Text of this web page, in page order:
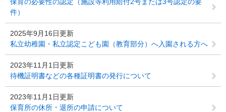
件）
2025年9月16日更新
私立幼稚園・私立認定こども園（教育部分）へ入園される方へ
2023年11月1日更新
待機証明書などの各種証明書の発行について
2023年11月1日更新
保育所の休所・退所の申請について